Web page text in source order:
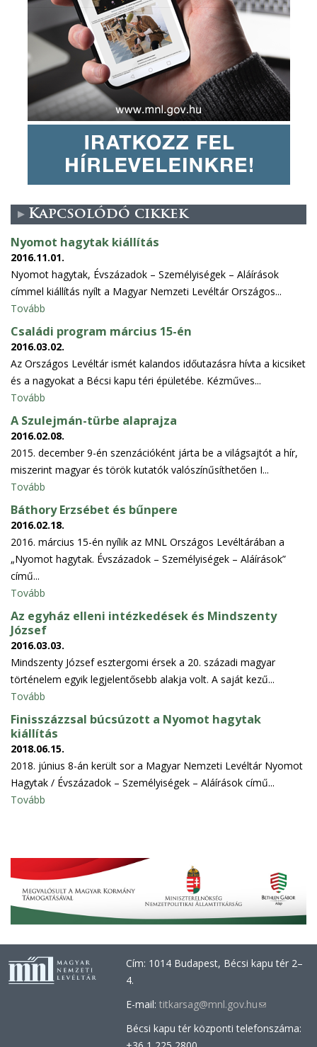
Kapcsolódó cikkek
Nyomot hagytak kiállítás
2016.11.01.
Nyomot hagytak, Évszázadok – Személyiségek – Aláírások
címmel kiállítás nyílt a Magyar Nemzeti Levéltár Országos...
Tovább
Családi program március 15-én
2016.03.02.
Az Országos Levéltár ismét kalandos időutazásra hívta a kicsiket
és a nagyokat a Bécsi kapu téri épületébe. Kézműves...
Tovább
A Szulejmán-türbe alaprajza
2016.02.08.
2015. december 9-én szenzációként járta be a világsajtót a hír,
miszerint magyar és török kutatók valószínűsíthetően I...
Tovább
Báthory Erzsébet és bűnpere
2016.02.18.
2016. március 15-én nyílik az MNL Országos Levéltárában a
„Nyomot hagytak. Évszázadok – Személyiségek – Aláírások”
című...
Tovább
Az egyház elleni intézkedések és Mindszenty
József
2016.03.03.
Mindszenty József esztergomi érsek a 20. századi magyar
történelem egyik legjelentősebb alakja volt. A saját kezű...
Tovább
Finisszázzsal búcsúzott a Nyomot hagytak
kiállítás
2018.06.15.
2018. június 8-án került sor a Magyar Nemzeti Levéltár Nyomot
Hagytak / Évszázadok – Személyiségek – Aláírások című...
Tovább
Cím: 1014 Budapest, Bécsi kapu tér 2–
4.
E-mail:titkarsag@mnl.gov.hu(link
Bécsi kapu tér központi telefonszáma: